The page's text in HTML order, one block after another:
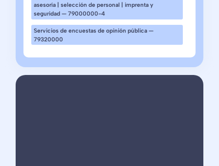
asesoría | selección de personal | imprenta y
seguridad — 79000000-4
Servicios de encuestas de opinión pública —
79320000